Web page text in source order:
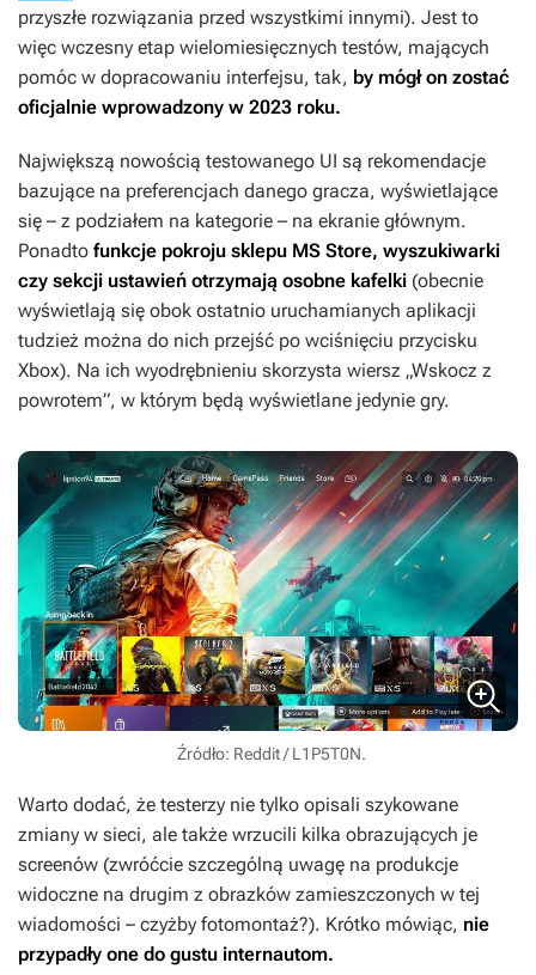
przyszłe rozwiązania przed wszystkimi innymi). Jest to
więc wczesny etap wielomiesięcznych testów, mających
pomóc w dopracowaniu interfejsu, tak, by mógł on zostać
oficjalnie wprowadzony w 2023 roku.
Największą nowością testowanego UI są rekomendacje
bazujące na preferencjach danego gracza, wyświetlające
się – z podziałem na kategorie – na ekranie głównym.
Ponadto funkcje pokroju sklepu MS Store, wyszukiwarki
czy sekcji ustawień otrzymają osobne kafelki (obecnie
wyświetlają się obok ostatnio uruchamianych aplikacji
tudzież można do nich przejść po wciśnięciu przycisku
Xbox). Na ich wyodrębnieniu skorzysta wiersz „Wskocz z
powrotem”, w którym będą wyświetlane jedynie gry.
Źródło: Reddit / L1P5T0N.
Warto dodać, że testerzy nie tylko opisali szykowane
zmiany w sieci, ale także wrzucili kilka obrazujących je
screenów (zwróćcie szczególną uwagę na produkcje
widoczne na drugim z obrazków zamieszczonych w tej
wiadomości – czyżby fotomontaż?). Krótko mówiąc, nie
przypadły one do gustu internautom.